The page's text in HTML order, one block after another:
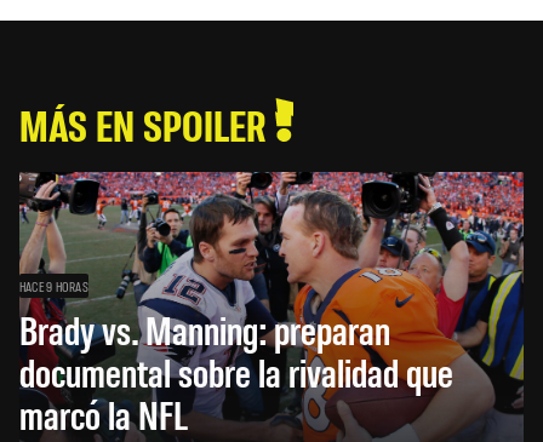
MÁS EN SPOILER
HACE 9 HORAS
Brady vs. Manning: preparan
documental sobre la rivalidad que
marcó la NFL